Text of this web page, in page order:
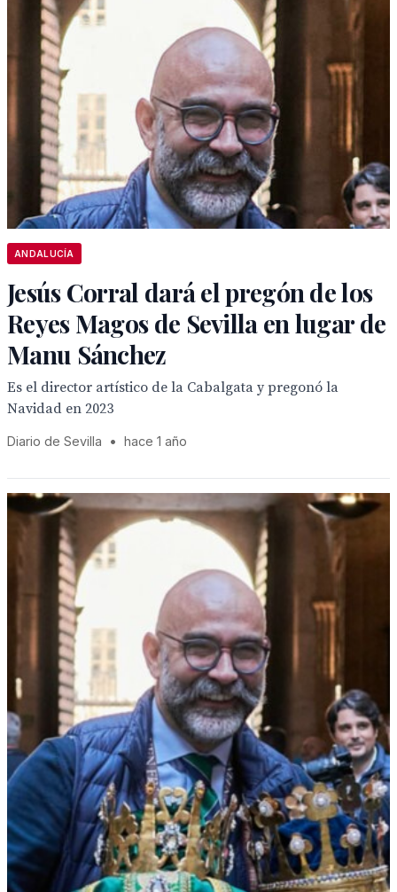
ANDALUCÍA
Jesús Corral dará el pregón de los
Reyes Magos de Sevilla en lugar de
Manu Sánchez
Es el director artístico de la Cabalgata y pregonó la
Navidad en 2023
Diario de Sevilla • hace 1 año